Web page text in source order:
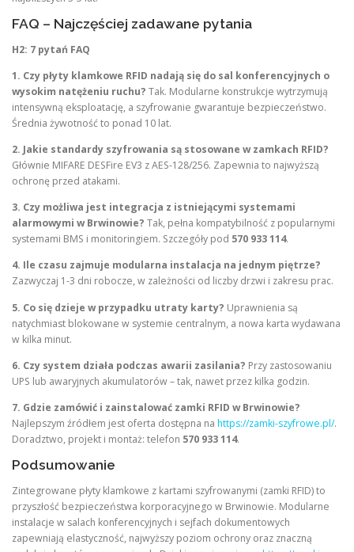
FAQ – Najczęściej zadawane pytania
H2: 7 pytań FAQ
1. Czy płyty klamkowe RFID nadają się do sal konferencyjnych o
wysokim natężeniu ruchu? Tak. Modularne konstrukcje wytrzymują
intensywną eksploatację, a szyfrowanie gwarantuje bezpieczeństwo.
Średnia żywotność to ponad 10 lat.
2. Jakie standardy szyfrowania są stosowane w zamkach RFID?
Głównie MIFARE DESFire EV3 z AES-128/256. Zapewnia to najwyższą
ochronę przed atakami.
3. Czy możliwa jest integracja z istniejącymi systemami
alarmowymi w Brwinowie? Tak, pełna kompatybilność z popularnymi
systemami BMS i monitoringiem. Szczegóły pod 570 933 114.
4. Ile czasu zajmuje modularna instalacja na jednym piętrze?
Zazwyczaj 1-3 dni robocze, w zależności od liczby drzwi i zakresu prac.
5. Co się dzieje w przypadku utraty karty? Uprawnienia są
natychmiast blokowane w systemie centralnym, a nowa karta wydawana
w kilka minut.
6. Czy system działa podczas awarii zasilania? Przy zastosowaniu
UPS lub awaryjnych akumulatorów – tak, nawet przez kilka godzin.
7. Gdzie zamówić i zainstalować zamki RFID w Brwinowie?
Najlepszym źródłem jest oferta dostępna na https://zamki-szyfrowe.pl/.
Doradztwo, projekt i montaż: telefon 570 933 114.
Podsumowanie
Zintegrowane płyty klamkowe z kartami szyfrowanymi (zamki RFID) to
przyszłość bezpieczeństwa korporacyjnego w Brwinowie. Modularne
instalacje w salach konferencyjnych i sejfach dokumentowych
zapewniają elastyczność, najwyższy poziom ochrony oraz znaczną